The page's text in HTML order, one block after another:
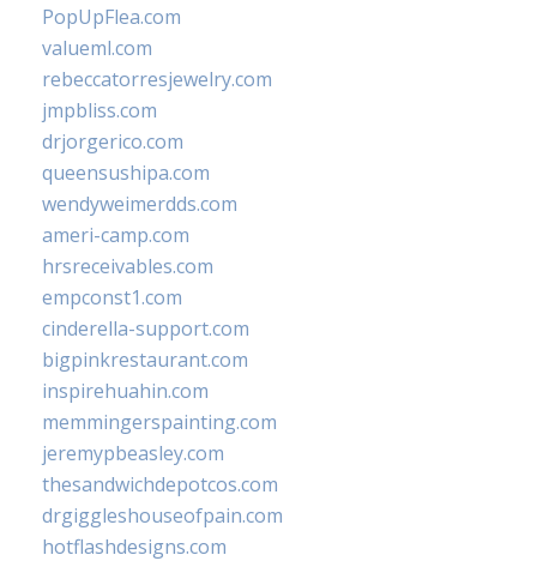
PopUpFlea.com
valueml.com
rebeccatorresjewelry.com
jmpbliss.com
drjorgerico.com
queensushipa.com
wendyweimerdds.com
ameri-camp.com
hrsreceivables.com
empconst1.com
cinderella-support.com
bigpinkrestaurant.com
inspirehuahin.com
memmingerspainting.com
jeremypbeasley.com
thesandwichdepotcos.com
drgiggleshouseofpain.com
hotflashdesigns.com